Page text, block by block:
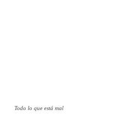
Todo lo que está mal